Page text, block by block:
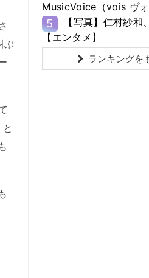
ぶ
MusicVoice（vois ヴォ
5
【写真】仁村紗和
【エンタメ】
ランキングを